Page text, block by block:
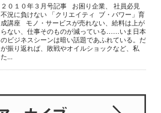
２０１０年３月号記事 お困り企業、 社員必見
不況に負けない 「クリエイティ ブ・パワー」育
成講座 モノ・サービスが売れない、給料は上が
らない、仕事そのものが減っている……いま日本
のビジネスシーンは暗い話題であふれている。だ
が振り返れば、敗戦やオイルショックなど、私
た...